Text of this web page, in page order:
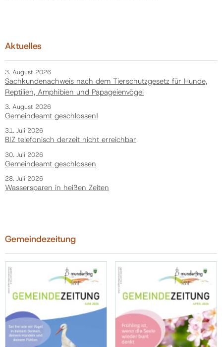
Aktuelles
3. August 2026
Sachkundenachweis nach dem Tierschutzgesetz für Hunde,
Reptilien, Amphibien und Papageienvögel
3. August 2026
Gemeindeamt geschlossen!
31. Juli 2026
BIZ telefonisch derzeit nicht erreichbar
30. Juli 2026
Gemeindeamt geschlossen
28. Juli 2026
Wassersparen in heißen Zeiten
Gemeindezeitung